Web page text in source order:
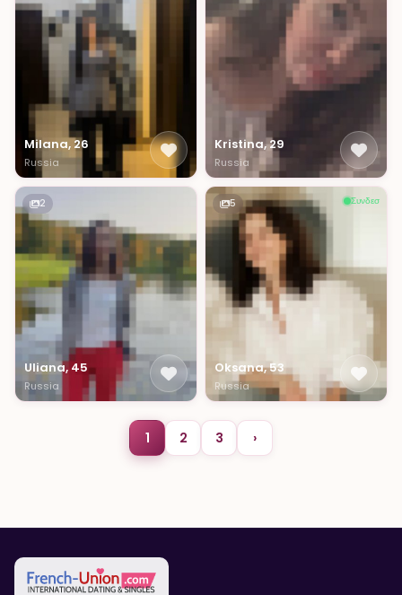
Milana, 26
Russia
Kristina, 29
Russia
2
Uliana, 45
Russia
5 Συνδεσ
Oksana, 53
Russia
1 2 3 ›